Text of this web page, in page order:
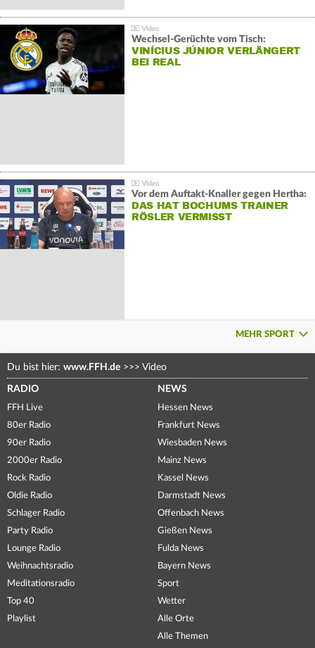
Wechsel-Gerüchte vom Tisch:
VINÍCIUS JÚNIOR VERLÄNGERT
BEI REAL
Vor dem Auftakt-Knaller gegen Hertha:
DAS HAT BOCHUMS TRAINER
RÖSLER VERMISST
MEHR SPORT
Du bist hier: www.FFH.de >>> Video
RADIO
FFH Live
80er Radio
90er Radio
2000er Radio
Rock Radio
Oldie Radio
Schlager Radio
Party Radio
Lounge Radio
Weihnachtsradio
Meditationsradio
Top 40
Playlist
NEWS
Hessen News
Frankfurt News
Wiesbaden News
Mainz News
Kassel News
Darmstadt News
Offenbach News
Gießen News
Fulda News
Bayern News
Sport
Wetter
Alle Orte
Alle Themen